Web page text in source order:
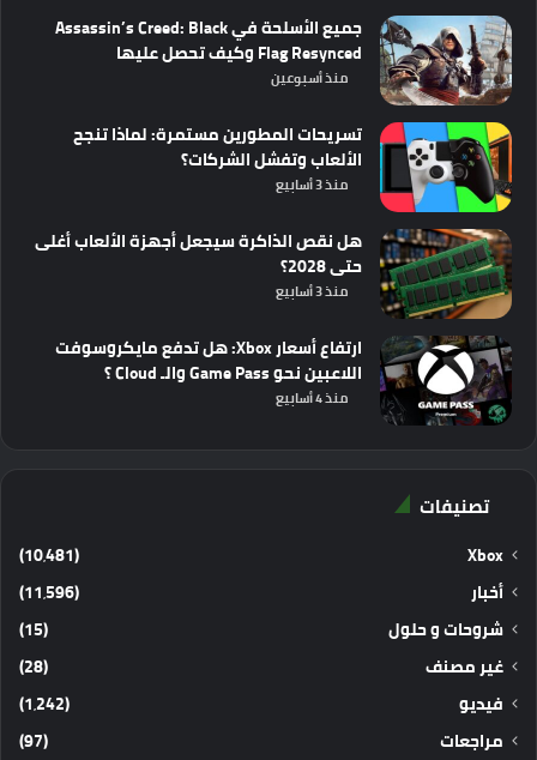
جميع الأسلحة في Assassin’s Creed: Black
Flag Resynced وكيف تحصل عليها
منذ أسبوعين
تسريحات المطورين مستمرة: لماذا تنجح
الألعاب وتفشل الشركات؟
منذ 3 أسابيع
هل نقص الذاكرة سيجعل أجهزة الألعاب أغلى
حتى 2028؟
منذ 3 أسابيع
ارتفاع أسعار Xbox: هل تدفع مايكروسوفت
اللاعبين نحو Game Pass والـ Cloud ؟
منذ 4 أسابيع
تصنيفات
Xbox
(10٬481)
أخبار
(11٬596)
شروحات و حلول
(15)
غير مصنف
(28)
فيديو
(1٬242)
مراجعات
(97)